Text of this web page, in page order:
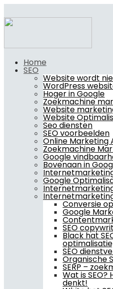
Home
SEO
Website wordt
WordPress
Hoger in Google
Zoekmachine
Website
Website
Seo diensten
SEO voorbeelden
Online Marketing
Zoekmachine
Google
Bovenaan in
Google
Conversie
Google
SEO
Black hat
SEO
Organische
SERP –
Wat is SEO?
denkt!